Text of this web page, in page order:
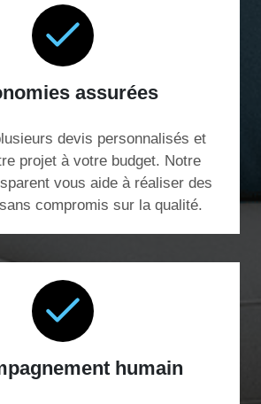
assurées
devis personnalisés et
projet à votre budget. Notre
vous aide à réaliser des
compromis sur la qualité.
humain